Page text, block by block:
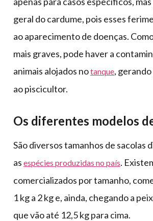
geral do cardume, pois esses
ao aparecimento de doenças.
mais graves, pode haver a
animais alojados notanque,
ao piscicultor.
Os diferentes modelos
São diversos tamanhos de sacolas
as espécies produzidas no país.
comercializados por tamanho,
1 kg a 2 kg e, ainda, chegando a
que vão até 12,5 kg para cima.